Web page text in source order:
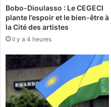
r
o
i
t
’
a
i
A
F
A
d
n
o
n
e
Bobo-Dioulasso : Le CEGECI
plante l’espoir et le bien-être à
la Cité des artistes
il y a 4 heures